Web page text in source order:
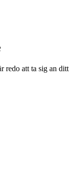
redo att ta sig an ditt